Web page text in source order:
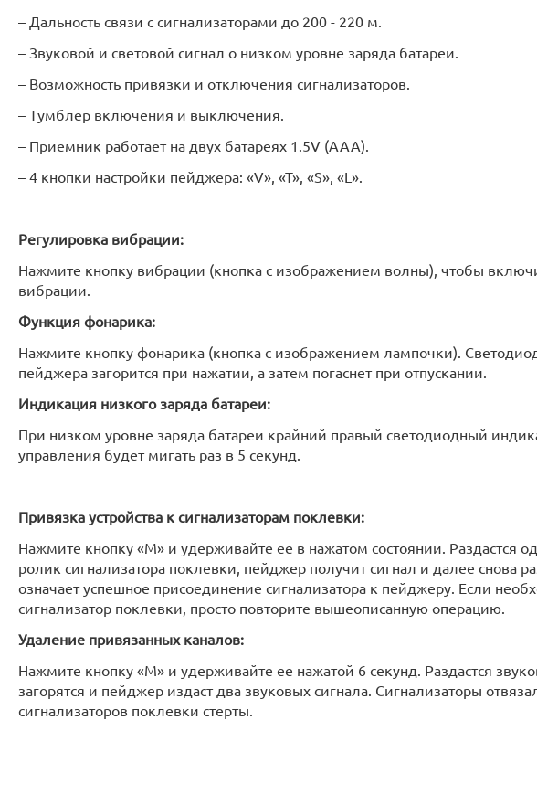
– Дальность связи с сигнализаторами до 200 - 220 м.
– Звуковой и световой сигнал о низком уровне заряда батареи.
– Возможность привязки и отключения сигнализаторов.
– Тумблер включения и выключения.
– Приемник работает на двух батареях 1.5V (AAA).
– 4 кнопки настройки пейджера: «V», «T», «S», «L».
Регулировка вибрации:
Нажмите кнопку вибрации (кнопка с изображением волны), чтобы
вибрации.
Функция фонарика:
Нажмите кнопку фонарика (кнопка с изображением лампочки).
пейджера загорится при нажатии, а затем погаснет при отпускании.
Индикация низкого заряда батареи:
При низком уровне заряда батареи крайний правый светодиодный
управления будет мигать раз в 5 секунд.
Привязка устройства к сигнализаторам поклевки:
Нажмите кнопку «M» и удерживайте ее в нажатом состоянии. Раздастся
ролик сигнализатора поклевки, пейджер получит сигнал и далее снова
означает успешное присоединение сигнализатора к пейджеру. Если
сигнализатор поклевки, просто повторите вышеописанную операцию.
Удаление привязанных каналов:
Нажмите кнопку «M» и удерживайте ее нажатой 6 секунд. Раздастся
загорятся и пейджер издаст два звуковых сигнала. Сигнализаторы
сигнализаторов поклевки стерты.